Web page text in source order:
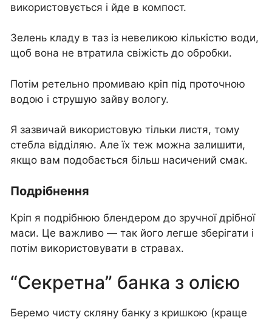
використовується і йде в компост.
Зелень кладу в таз із невеликою кількістю води,
щоб вона не втратила свіжість до обробки.
Потім ретельно промиваю кріп під проточною
водою і струшую зайву вологу.
Я зазвичай використовую тільки листя, тому
стебла відділяю. Але їх теж можна залишити,
якщо вам подобається більш насичений смак.
Подрібнення
Кріп я подрібнюю блендером до зручної дрібної
маси. Це важливо — так його легше зберігати і
потім використовувати в стравах.
“Секретна” банка з олією
Беремо чисту скляну банку з кришкою (краще